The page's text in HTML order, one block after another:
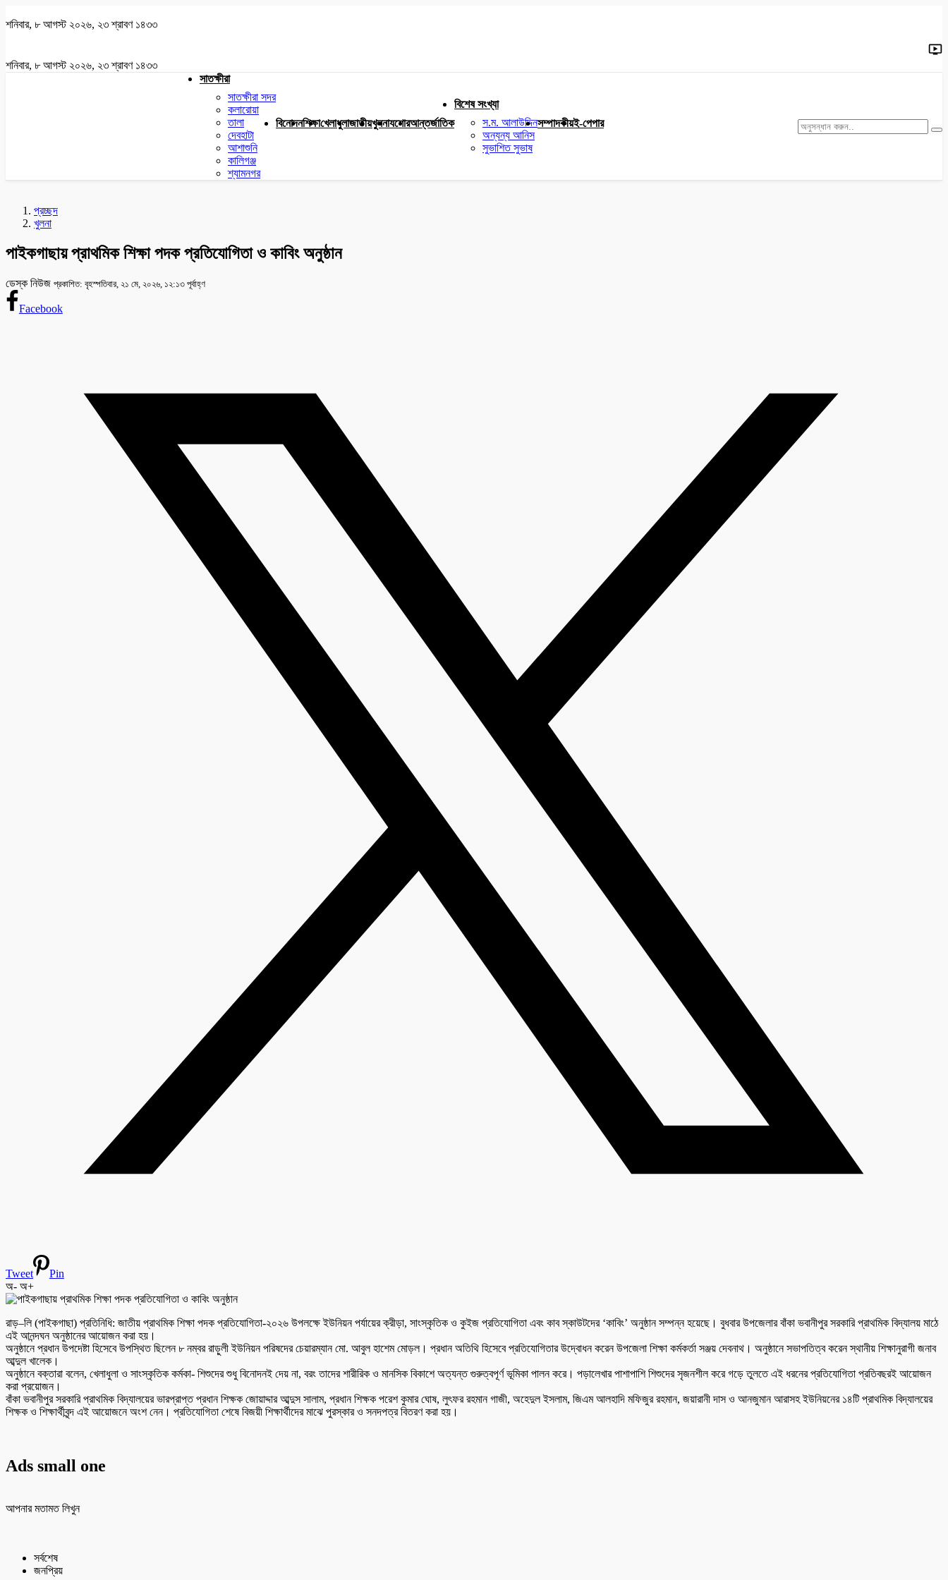
শনিবার, ৮ আগস্ট ২০২৬, ২৩ শ্রাবণ ১৪৩৩
শনিবার, ৮ আগস্ট ২০২৬, ২৩ শ্রাবণ ১৪৩৩
সাতক্ষীরা
সাতক্ষীরা সদর
কলারোয়া
তালা
দেবহাটা
আশাশুনি
কালিগঞ্জ
শ্যামনগর
বিনোদনশিক্ষাখেলাধুলাজাতীয়খুলনাযশোরআন্তর্জাতিক
বিশেষ সংখ্যা
স.ম. আলাউদ্দিন
অন্যন্য আনিস
সুভাশিত সুভাষ
সম্পাদকীয়ই-পেপার
প্রচ্ছদ
খুলনা
পাইকগাছায় প্রাথমিক শিক্ষা পদক প্রতিযোগিতা ও কাবিং অনুষ্ঠান
ডেস্ক নিউজ প্রকাশিত: বৃহস্পতিবার, ২১ মে, ২০২৬, ১২:১৩ পূর্বাহ্ণ
Facebook
Tweet
Pin
অ- অ+
রাড়–লি (পাইকগাছা) প্রতিনিধি: জাতীয় প্রাথমিক শিক্ষা পদক প্রতিযোগিতা-২০২৬ উপলক্ষে ইউনিয়ন পর্যায়ের ক্রীড়া, সাংস্কৃতিক ও কুইজ প্রতিযোগিতা এবং কাব স্কাউটদের ‘কাবিং’ অনুষ্ঠান সম্পন্ন হয়েছে। বুধবার উপজেলার বাঁকা ভবানীপুর সরকারি প্রাথমিক বিদ্যালয় মাঠে
এই আনন্দঘন অনুষ্ঠানের আয়োজন করা হয়।
অনুষ্ঠানে প্রধান উপদেষ্টা হিসেবে উপস্থিত ছিলেন ৮ নম্বর রাড়ুলী ইউনিয়ন পরিষদের চেয়ারম্যান মো. আবুল হাশেম মোড়ল। প্রধান অতিথি হিসেবে প্রতিযোগিতার উদ্বোধন করেন উপজেলা শিক্ষা কর্মকর্তা সঞ্জয় দেবনাথ। অনুষ্ঠানে সভাপতিত্ব করেন স্থানীয় শিক্ষানুরাগী জনাব
আব্দুল খালেক।
অনুষ্ঠানে বক্তারা বলেন, খেলাধুলা ও সাংস্কৃতিক কর্মকা- শিশুদের শুধু বিনোদনই দেয় না, বরং তাদের শারীরিক ও মানসিক বিকাশে অত্যন্ত গুরুত্বপূর্ণ ভূমিকা পালন করে। পড়ালেখার পাশাপাশি শিশুদের সৃজনশীল করে গড়ে তুলতে এই ধরনের প্রতিযোগিতা প্রতিবছরই আয়োজন
করা প্রয়োজন।
বাঁকা ভবানীপুর সরকারি প্রাথমিক বিদ্যালয়ের ভারপ্রাপ্ত প্রধান শিক্ষক জোয়াদ্দার আব্দুস সালাম, প্রধান শিক্ষক পরেশ কুমার ঘোষ, লুৎফর রহমান গাজী, অহেদুল ইসলাম, জিএম আলহাদি মফিজুর রহমান, জয়ারানী দাস ও আনজুমান আরাসহ ইউনিয়নের ১৪টি প্রাথমিক বিদ্যালয়ের
শিক্ষক ও শিক্ষার্থীবৃন্দ এই আয়োজনে অংশ নেন। প্রতিযোগিতা শেষে বিজয়ী শিক্ষার্থীদের মাঝে পুরস্কার ও সনদপত্র বিতরণ করা হয়।
Ads small one
আপনার মতামত লিখুন
সর্বশেষ
জনপ্রিয়